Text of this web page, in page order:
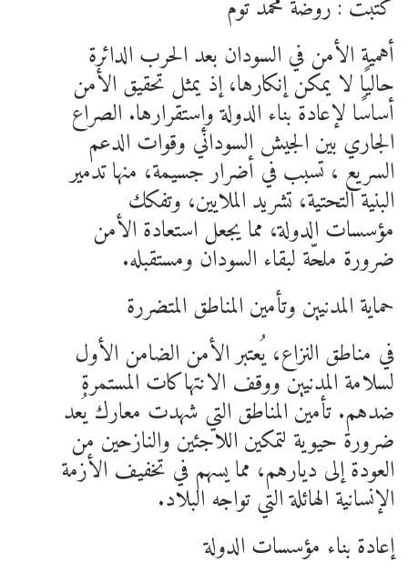
كتبت : روضة محمد توم
أهمية الأمن في السودان بعد الحرب الدائرة
حاليًا لا يمكن إنكارها، إذ يمثل تحقيق الأمن
أساسًا لإعادة بناء الدولة وإستقرارها. الصراع
الجاري بين الجيش السوداني وقوات الدعم
السريع ، تسبب في أضرار جسيمة، منها تدمير
البنية التحتية، تشريد الملايين، وتفكك
مؤسسات الدولة، مما يجعل استعادة الأمن
ضرورة ملحّة لبقاء السودان ومستقبله.
حماية المدنيين وتأمين المناطق المتضررة
في مناطق النزاع، يُعتبر الأمن الضامن الأول
لسلامة المدنيين ووقف الانتهاكات المستمرة
ضدهم. تأمين المناطق التي شهدت معارك يُعد
ضرورة حيوية لتمكين اللاجئين والنازحين من
العودة إلى ديارهم، مما يسهم في تخفيف الأزمة
الإنسانية الهائلة التي تواجه البلاد.
إعادة بناء مؤسسات الدولة